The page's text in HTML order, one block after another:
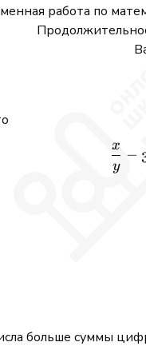
работа по
y
x
−
больше суммы